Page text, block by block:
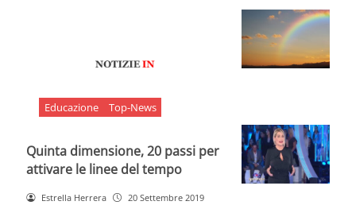
Educazione Top-News
Quinta dimensione, 20 passi per
attivare le linee del tempo
Estrella Herrera 20 Settembre 2019